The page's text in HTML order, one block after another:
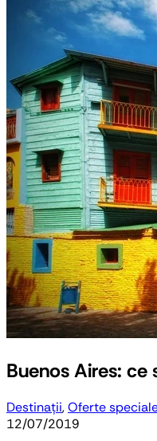
Buenos Aires: ce
Destinații,Oferte
12/07/2019